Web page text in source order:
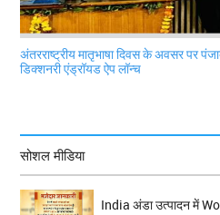
अंतरराष्ट्रीय मातृभाषा दिवस के अवसर पर
डिक्शनरी एंड्रॉयड ऐप लॉन्च
सोशल मीडिया
India अंडा उत्पादन में